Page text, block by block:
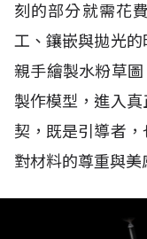
刻的部分就需花
工、鑲嵌與拋光的
親手繪製水粉草
製作模型，進入
契，既是引導者
對材料的尊重與美